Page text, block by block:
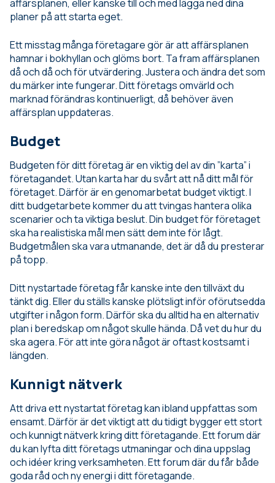
affärsplanen, eller kanske till och med lägga ned dina
planer på att starta eget.
Ett misstag många företagare gör är att affärsplanen
hamnar i bokhyllan och glöms bort. Ta fram affärsplanen
då och då och för utvärdering. Justera och ändra det som
du märker inte fungerar. Ditt företags omvärld och
marknad förändras kontinuerligt, då behöver även
affärsplan uppdateras.
Budget
Budgeten för ditt företag är en viktig del av din ”karta” i
företagandet. Utan karta har du svårt att nå ditt mål för
företaget. Därför är en genomarbetat budget viktigt. I
ditt budgetarbete kommer du att tvingas hantera olika
scenarier och ta viktiga beslut. Din budget för företaget
ska ha realistiska mål men sätt dem inte för lågt.
Budgetmålen ska vara utmanande, det är då du presterar
på topp.
Ditt nystartade företag får kanske inte den tillväxt du
tänkt dig. Eller du ställs kanske plötsligt inför oförutsedda
utgifter i någon form. Därför ska du alltid ha en alternativ
plan i beredskap om något skulle hända. Då vet du hur du
ska agera. För att inte göra något är oftast kostsamt i
längden.
Kunnigt nätverk
Att driva ett nystartat företag kan ibland uppfattas som
ensamt. Därför är det viktigt att du tidigt bygger ett stort
och kunnigt nätverk kring ditt företagande. Ett forum där
du kan lyfta ditt företags utmaningar och dina uppslag
och idéer kring verksamheten. Ett forum där du får både
goda råd och ny energi i ditt företagande.